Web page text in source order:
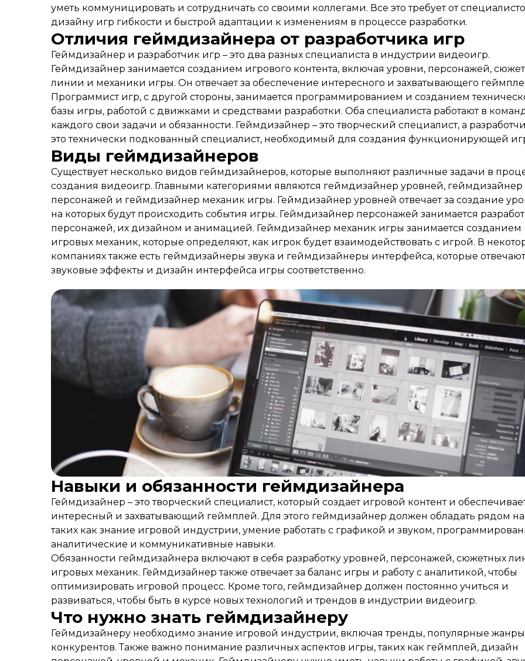
уметь коммуницировать и сотрудничать со своими коллегами. Все это требует от
дизайну игр гибкости и быстрой адаптации к изменениям в процессе разработки.
Отличия геймдизайнера от разработчика игр
Геймдизайнер и разработчик игр – это два разных специалиста в индустрии видеоигр.
Геймдизайнер занимается созданием игрового контента, включая уровни, персонажей,
линии и механики игры. Он отвечает за обеспечение интересного и захватывающего
Программист игр, с другой стороны, занимается программированием и созданием
базы игры, работой с движками и средствами разработки. Оба специалиста работают в
каждого свои задачи и обязанности. Геймдизайнер – это творческий специалист, а
это технически подкованный специалист, необходимый для создания функционирующей
Виды геймдизайнеров
Существует несколько видов геймдизайнеров, которые выполняют различные задачи в
создания видеоигр. Главными категориями являются геймдизайнер уровней, геймдизайнер
персонажей и геймдизайнер механик игры. Геймдизайнер уровней отвечает за создание
на которых будут происходить события игры. Геймдизайнер персонажей занимается
персонажей, их дизайном и анимацией. Геймдизайнер механик игры занимается созданием
игровых механик, которые определяют, как игрок будет взаимодействовать с игрой. В
компаниях также есть геймдизайнеры звука и геймдизайнеры интерфейса, которые отвечают
звуковые эффекты и дизайн интерфейса игры соответственно.
Навыки и обязанности геймдизайнера
Геймдизайнер – это творческий специалист, который создает игровой контент и
интересный и захватывающий геймплей. Для этого геймдизайнер должен обладать рядом
таких как знание игровой индустрии, умение работать с графикой и звуком,
аналитические и коммуникативные навыки.
Обязанности геймдизайнера включают в себя разработку уровней, персонажей, сюжетных
игровых механик. Геймдизайнер также отвечает за баланс игры и работу с аналитикой, чтобы
оптимизировать игровой процесс. Кроме того, геймдизайнер должен постоянно учиться и
развиваться, чтобы быть в курсе новых технологий и трендов в индустрии видеоигр.
Что нужно знать геймдизайнеру
Геймдизайнеру необходимо знание игровой индустрии, включая тренды, популярные
конкурентов. Также важно понимание различных аспектов игры, таких как геймплей, дизайн